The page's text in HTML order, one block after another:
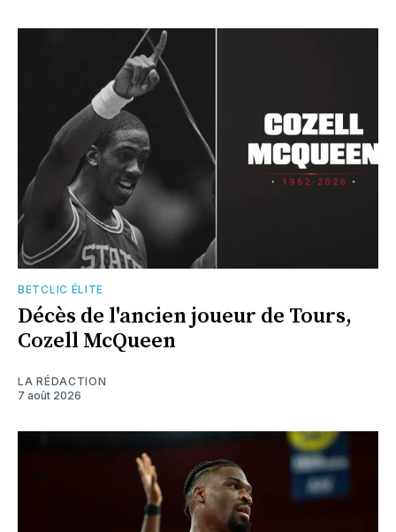
BETCLIC ÉLITE
Décès de l'ancien joueur de Tours,
Cozell McQueen
LA RÉDACTION
7 août 2026